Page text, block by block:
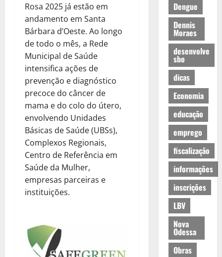
Rosa 2025 já estão em
andamento em Santa
Bárbara d’Oeste. Ao longo
de todo o mês, a Rede
Municipal de Saúde
intensifica ações de
prevenção e diagnóstico
precoce do câncer de
mama e do colo do útero,
envolvendo Unidades
Básicas de Saúde (UBSs),
Complexos Regionais,
Centro de Referência em
Saúde da Mulher,
empresas parceiras e
instituições.
Dengue
Dennis
Moraes
desenvolve
sbo
dicas
Economia
educação
emprego
fiscalização
informações
inscrições
LBV
Nova
Odessa
Obras